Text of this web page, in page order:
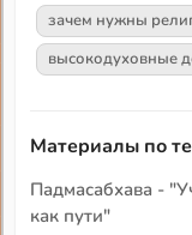
зачем нужны
высокодуховные
Материалы по
Падмасабхава -
как пути"